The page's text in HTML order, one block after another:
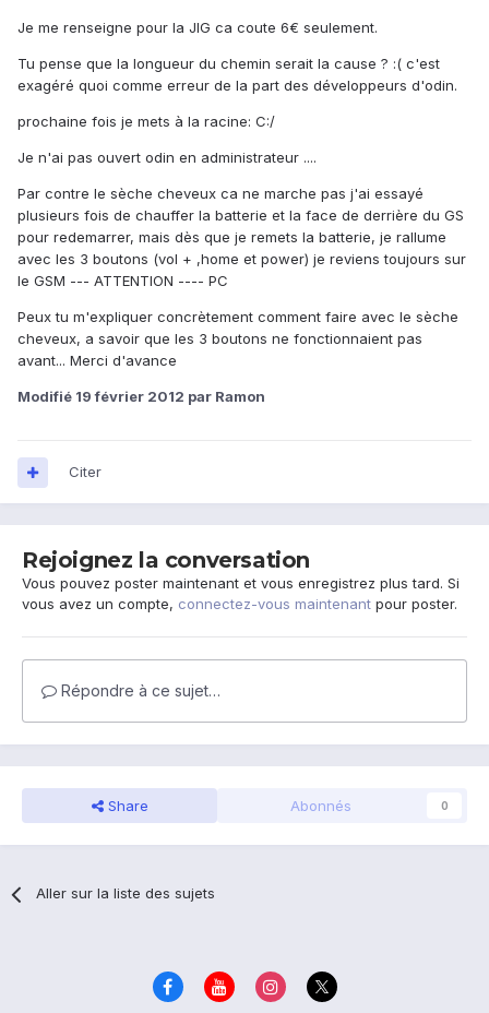
Je me renseigne pour la JIG ca coute 6€ seulement.
Tu pense que la longueur du chemin serait la cause ? :( c'est
exagéré quoi comme erreur de la part des développeurs d'odin.
prochaine fois je mets à la racine: C:/
Je n'ai pas ouvert odin en administrateur ....
Par contre le sèche cheveux ca ne marche pas j'ai essayé
plusieurs fois de chauffer la batterie et la face de derrière du GS
pour redemarrer, mais dès que je remets la batterie, je rallume
avec les 3 boutons (vol + ,home et power) je reviens toujours sur
le GSM --- ATTENTION ---- PC
Peux tu m'expliquer concrètement comment faire avec le sèche
cheveux, a savoir que les 3 boutons ne fonctionnaient pas
avant... Merci d'avance
Modifié 19 février 2012 par Ramon
Citer
Rejoignez la conversation
Vous pouvez poster maintenant et vous enregistrez plus tard. Si
vous avez un compte, connectez-vous maintenant pour poster.
Répondre à ce sujet…
Share Abonnés 0
Aller sur la liste des sujets